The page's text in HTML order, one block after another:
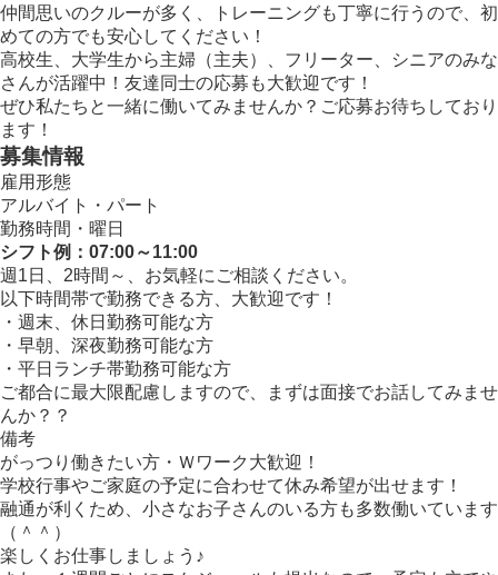
仲間思いのクルーが多く、トレーニングも丁寧に行うので、初
めての方でも安心してください！
高校生、大学生から主婦（主夫）、フリーター、シニアのみな
さんが活躍中！友達同士の応募も大歓迎です！
ぜひ私たちと一緒に働いてみませんか？ご応募お待ちしており
ます！
募集情報
雇用形態
アルバイト・パート
勤務時間・曜日
シフト例：07:00～11:00
週1日、2時間～、お気軽にご相談ください。
以下時間帯で勤務できる方、大歓迎です！
・週末、休日勤務可能な方
・早朝、深夜勤務可能な方
・平日ランチ帯勤務可能な方
ご都合に最大限配慮しますので、まずは面接でお話してみませ
んか？？
備考
がっつり働きたい方・Ｗワーク大歓迎！
学校行事やご家庭の予定に合わせて休み希望が出せます！
融通が利くため、小さなお子さんのいる方も多数働いています
（＾＾）
楽しくお仕事しましょう♪